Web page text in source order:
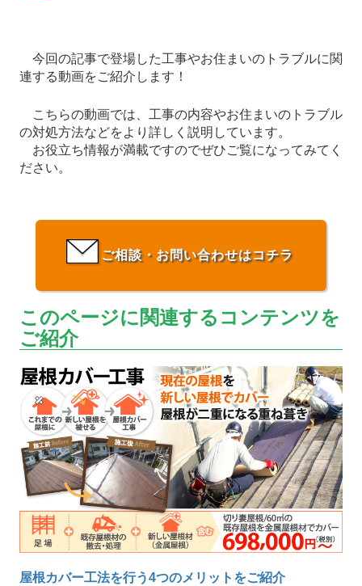
今回の記事で登場した工事やお住まいのトラブルに関
連する動画をご紹介します！
こちらの動画では、工事の内容やお住まいのトラブル
の対処方法などをより詳しく説明しています。
お役立ち情報が満載ですのでぜひご覧になってみてく
ださい。
ご相談・お問い合わせはコチラ
このページに関連するコンテンツを
ご紹介
屋根カバー工法を行う4つのメリットをご紹介